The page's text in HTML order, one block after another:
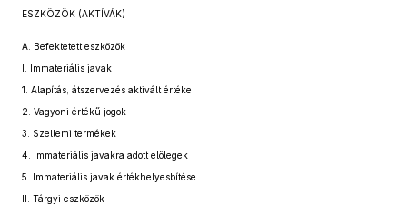
ESZKÖZÖK (AKTÍVÁK)
A. Befektetett eszközök
I.
Immateriális javak
1. Alapítás, átszervezés aktivált értéke
2. Vagyoni értékű jogok
3.
Szellemi termékek
4.
Immateriális javakra adott előlegek
5.
Immateriális javak értékhelyesbítése
II. Tárgyi eszközök